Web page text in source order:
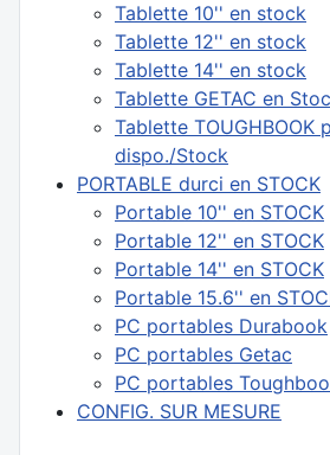
Tablette 10'' en stock
Tablette 12'' en stock
Tablette 14'' en stock
Tablette GETAC en
Tablette TOUGHBOOK
dispo./Stock
PORTABLE durci en STOCK
Portable 10'' en STOCK
Portable 12'' en STOCK
Portable 14'' en STOCK
Portable 15.6'' en
PC portables Durabook
PC portables Getac
PC portables
CONFIG. SUR MESURE